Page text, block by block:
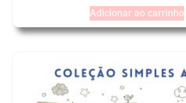
Adicionar ao carrinho